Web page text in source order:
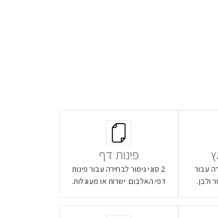
עבור
ולבן.
פינות דף
2 סוגי גימור לבחירה עבור פינות
דפי האלבום: ישרות או מעוגלות.